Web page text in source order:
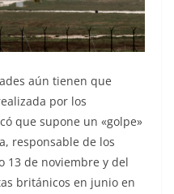
aún tienen que
por los
que supone un «golpe»
responsable de los
13 de noviembre y del
británicos en junio en